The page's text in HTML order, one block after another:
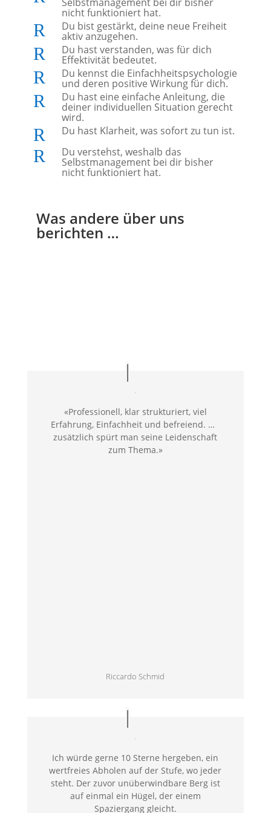
nicht funktioniert hat.
R Du bist gestärkt, deine neue Freiheit
aktiv anzugehen.
R Du hast verstanden, was für dich
Effektivität bedeutet.
R Du kennst die Einfachheitspsychologie
und deren positive Wirkung für dich.
R Du hast eine einfache Anleitung, die
deiner individuellen Situation gerecht
wird.
R Du hast Klarheit, was sofort zu tun ist.
R Du verstehst, weshalb das
Selbstmanagement bei dir bisher
nicht funktioniert hat.
Was andere über uns
berichten …
«Professionell, klar strukturiert, viel
Erfahrung, Einfachheit und befreiend. …
zusätzlich spürt man seine Leidenschaft
zum Thema.»
Riccardo Schmid
Ich würde gerne 10 Sterne hergeben, ein
wertfreies Abholen auf der Stufe, wo jeder
steht. Der zuvor unüberwindbare Berg ist
auf einmal ein Hügel, der einem
Spaziergang gleicht.